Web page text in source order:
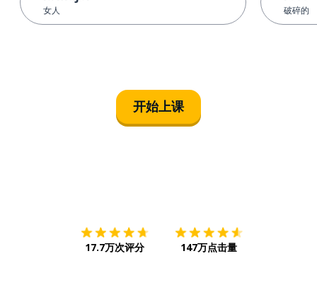
女人 破碎的
开始上课
17.7万次评分 147万点击量